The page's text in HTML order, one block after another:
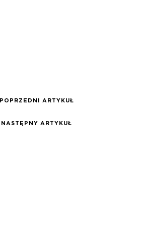
POPRZEDNI ARTYKUŁ
NASTĘPNY ARTYKUŁ